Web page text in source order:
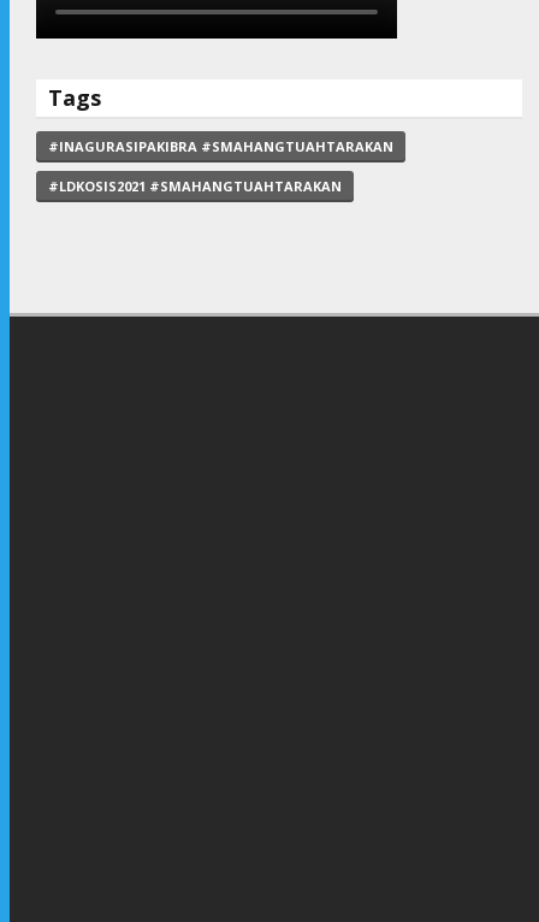
Tags
#INAGURASIPAKIBRA #SMAHANGTUAHTARAKAN
#LDKOSIS2021 #SMAHANGTUAHTARAKAN